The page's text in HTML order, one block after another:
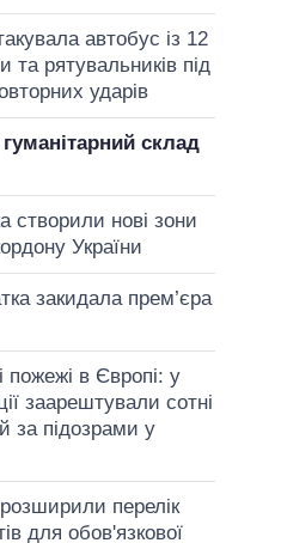
автобус із 12
та рятувальників під
ударів
склад
створили нові зони
України
закидала прем’єра
пожежі в Європі: у
заарештували сотні
за підозрами у
перелік
для обов'язкової